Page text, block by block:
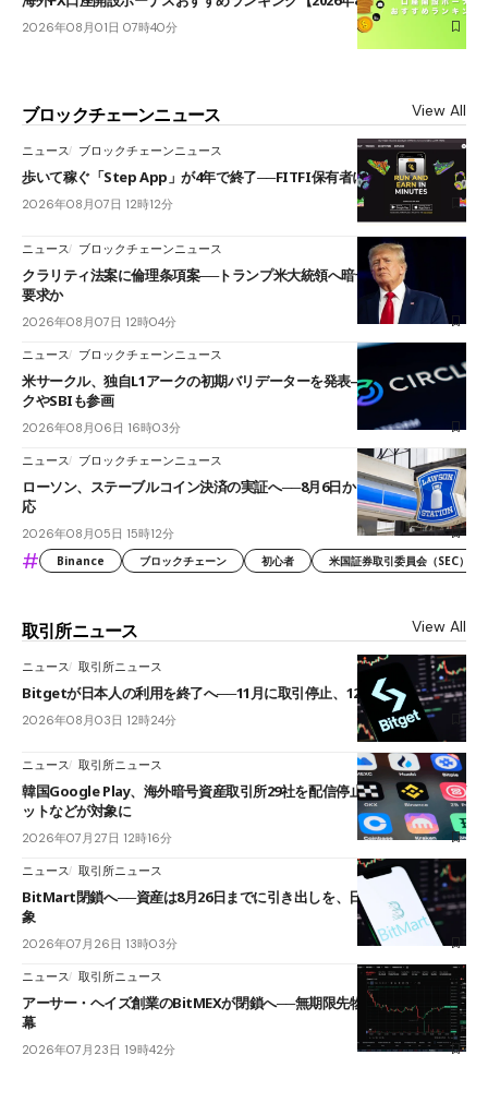
2026年08月01日 07時40分
ブロックチェーンニュース View All
ニュース ブロックチェーンニュース
歩いて稼ぐ「Step App」が4年で終了──FITFI保有者に対応呼びかけ
2026年08月07日 12時12分
ニュース ブロックチェーンニュース
クラリティ法案に倫理条項案──トランプ米大統領へ暗号資産事業の売却
要求か
2026年08月07日 12時04分
ニュース ブロックチェーンニュース
米サークル、独自L1アークの初期バリデーターを発表――ブラックロッ
クやSBIも参画
2026年08月06日 16時03分
ニュース ブロックチェーンニュース
ローソン、ステーブルコイン決済の実証へ──8月6日からJPYCやUSDC対
応
2026年08月05日 15時12分
# Binance ブロックチェーン 初心者 米国証券取引委員会（SEC）
取引所ニュース View All
ニュース 取引所ニュース
Bitgetが日本人の利用を終了へ──11月に取引停止、12月末に強制決済
2026年08月03日 12時24分
ニュース 取引所ニュース
韓国Google Play、海外暗号資産取引所29社を配信停止──OKXやバイビ
ットなどが対象に
2026年07月27日 12時16分
ニュース 取引所ニュース
BitMart閉鎖へ──資産は8月26日までに引き出しを、日本人利用者も対
象
2026年07月26日 13時03分
ニュース 取引所ニュース
アーサー・ヘイズ創業のBitMEXが閉鎖へ──無期限先物を生んだ11年に
幕
2026年07月23日 19時42分